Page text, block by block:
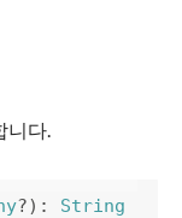
니다.
?): String